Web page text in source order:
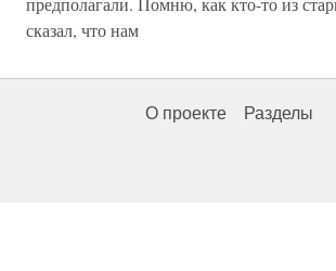
сказал, что нам
О проекте Разделы